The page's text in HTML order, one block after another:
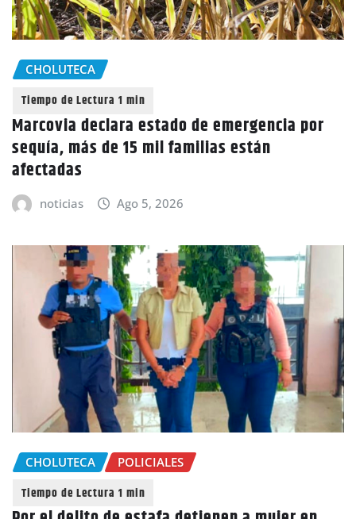
CHOLUTECA
Marcovia declara estado de emergencia por
sequía, más de 15 mil familias están
afectadas
noticias Ago 5, 2026
CHOLUTECA POLICIALES